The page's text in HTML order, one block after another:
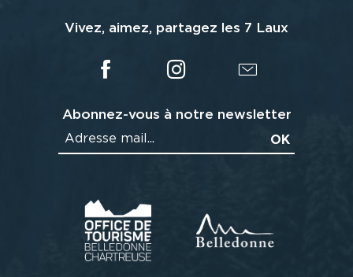
Vivez, aimez, partagez les 7 Laux
Abonnez-vous à notre newsletter